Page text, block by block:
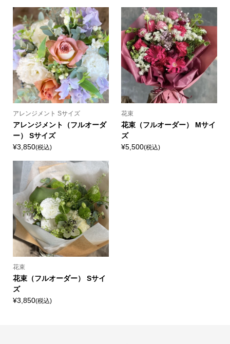
アレンジメント Sサイズ
アレンジメント（フルオーダ
ー） Sサイズ
¥3,850(税込)
花束
花束（フルオーダー） Mサイ
ズ
¥5,500(税込)
花束
花束（フルオーダー） Sサイ
ズ
¥3,850(税込)